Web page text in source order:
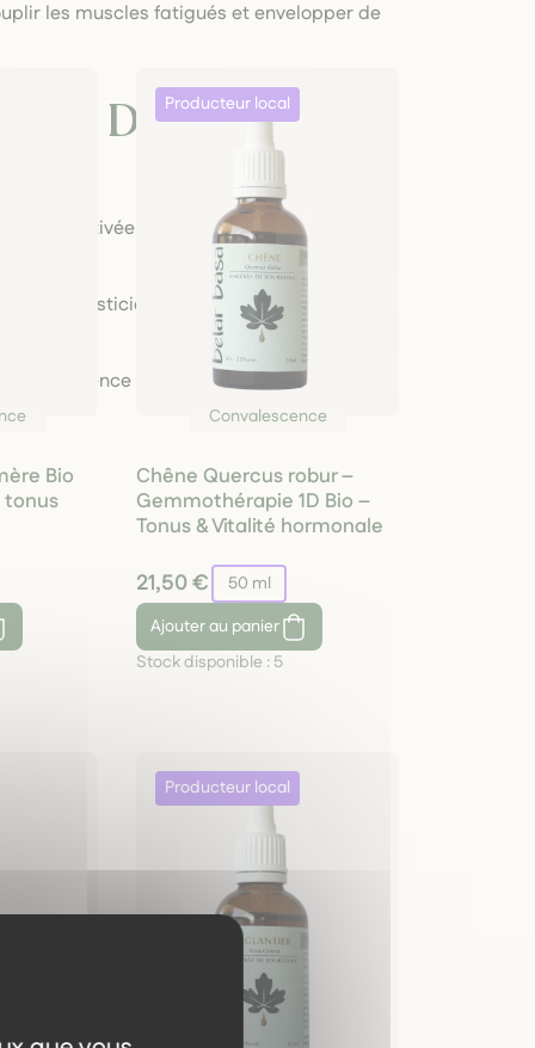
les muscles fatigués et envelopper de
Dans Les
est cultivée avec soin et respect de la
sans pesticides, pour préserver la
exigence de proposer des soins
Terre.
Bio
Convalescence
Chêne Quercus robur –
Gemmothérapie 1D Bio –
Tonus & Vitalité hormonale
21,50 €
50 ml
Ajouter
au panier
Stock disponible : 5